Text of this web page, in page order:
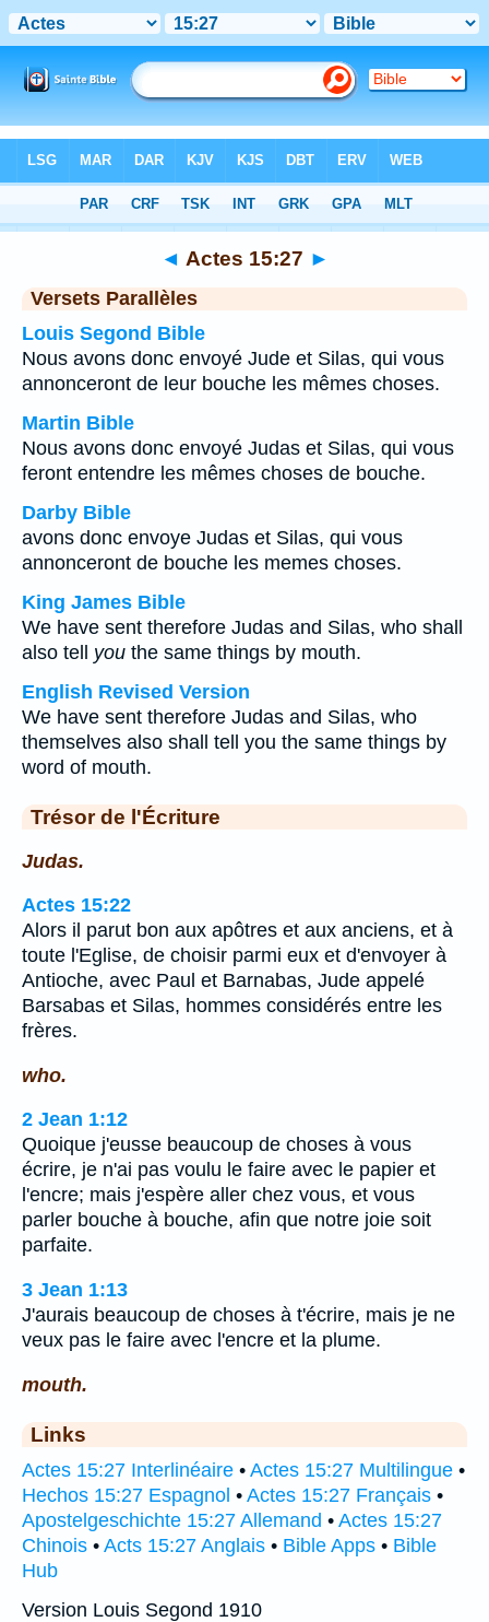
Chapitre 15> Verset 27
◄ Actes 15:27 ►
Versets Parallèles
Louis Segond Bible
Nous avons donc envoyé Jude et Silas, qui vous
annonceront de leur bouche les mêmes choses.
Martin Bible
Nous avons donc envoyé Judas et Silas, qui vous
feront entendre les mêmes choses de bouche.
Darby Bible
avons donc envoye Judas et Silas, qui vous
annonceront de bouche les memes choses.
King James Bible
We have sent therefore Judas and Silas, who shall
also tell you the same things by mouth.
English Revised Version
We have sent therefore Judas and Silas, who
themselves also shall tell you the same things by
word of mouth.
Trésor de l'Écriture
Judas.
Actes 15:22
Alors il parut bon aux apôtres et aux anciens, et à
toute l'Eglise, de choisir parmi eux et d'envoyer à
Antioche, avec Paul et Barnabas, Jude appelé
Barsabas et Silas, hommes considérés entre les
frères.
who.
2 Jean 1:12
Quoique j'eusse beaucoup de choses à vous
écrire, je n'ai pas voulu le faire avec le papier et
l'encre; mais j'espère aller chez vous, et vous
parler bouche à bouche, afin que notre joie soit
parfaite.
3 Jean 1:13
J'aurais beaucoup de choses à t'écrire, mais je ne
veux pas le faire avec l'encre et la plume.
mouth.
Links
Actes 15:27 Interlinéaire • Actes 15:27 Multilingue •
Hechos 15:27 Espagnol • Actes 15:27 Français •
Apostelgeschichte 15:27 Allemand • Actes 15:27
Chinois • Acts 15:27 Anglais • Bible Apps • Bible
Hub
Version Louis Segond 1910